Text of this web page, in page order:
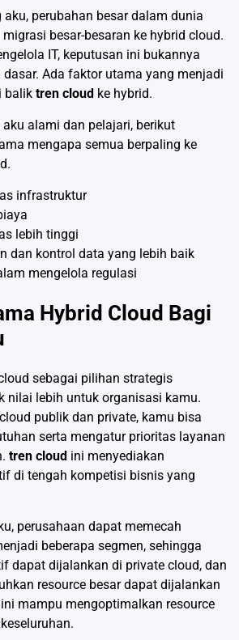
perubahan besar dalam dunia
besar-besaran ke hybrid cloud.
IT, keputusan ini bukannya
Ada faktor utama yang menjadi
balik tren cloud ke hybrid.
alami dan pelajari, berikut
mengapa semua berpaling ke
infrastruktur
lebih tinggi
dan kontrol data yang lebih baik
mengelola regulasi
Hybrid Cloud Bagi
sebagai pilihan strategis
nilai lebih untuk organisasi kamu.
publik dan private, kamu bisa
serta mengatur prioritas layanan
tren cloud ini menyediakan
di tengah kompetisi bisnis yang
perusahaan dapat memecah
beberapa segmen, sehingga
dapat dijalankan di private cloud, dan
resource besar dapat dijalankan
mampu mengoptimalkan resource